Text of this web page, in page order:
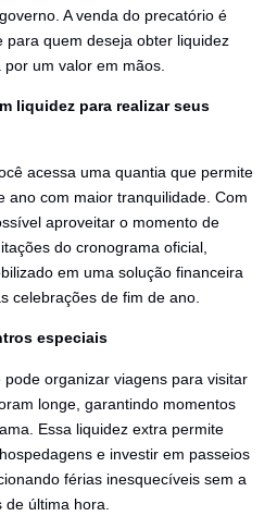
A venda do precatório é
para quem deseja obter liquidez
um valor em mãos.
liquidez para realizar seus
acessa uma quantia que permite
ano com maior tranquilidade. Com
aproveitar o momento de
do cronograma oficial,
em uma solução financeira
celebrações de fim de ano.
especiais
organizar viagens para visitar
longe, garantindo momentos
Essa liquidez extra permite
e investir em passeios
férias inesquecíveis sem a
última hora.